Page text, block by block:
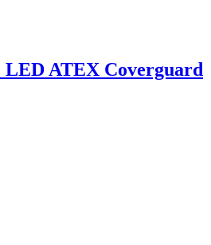
LED ATEX Coverguard